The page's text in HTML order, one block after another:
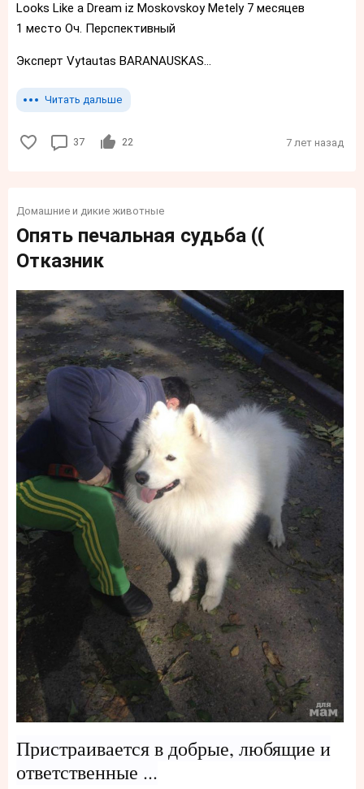
Looks Like a Dream iz Moskovskoy Metely 7 месяцев
1 место Оч. Перспективный
Эксперт Vytautas BARANAUSKAS...
Читать дальше
37 22 7 лет назад
Домашние и дикие животные
Опять печальная судьба ((
Отказник
Пристраивается в добрые, любящие и
ответственные ...